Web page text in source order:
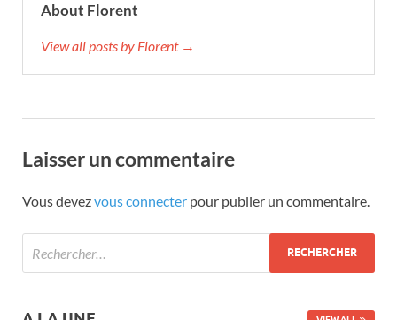
About Florent
View all posts by Florent →
Laisser un commentaire
Vous devezvous connecter pour publier un commentaire.